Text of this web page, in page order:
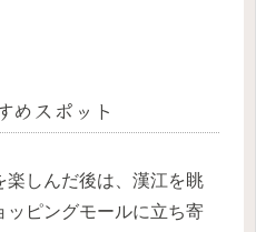
めスポット
楽しんだ後は、漢江を眺
ッピングモールに立ち寄